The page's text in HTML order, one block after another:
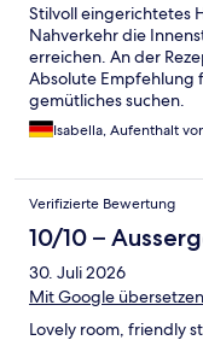
Stilvoll eingerichtetes
Nahverkehr die
erreichen. An der
Absolute Empfehlung
gemütliches suchen.
Isabella, Aufenthalt
Verifizierte Bewertung
10/10 –
30. Juli 2026
Mit Google übersetzen
Lovely room, friendly